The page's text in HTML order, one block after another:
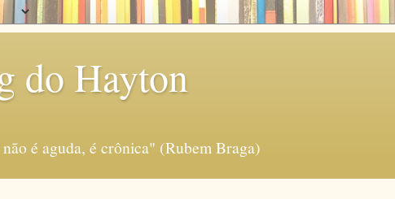
do Hayton
é aguda, é crônica" (Rubem Braga)